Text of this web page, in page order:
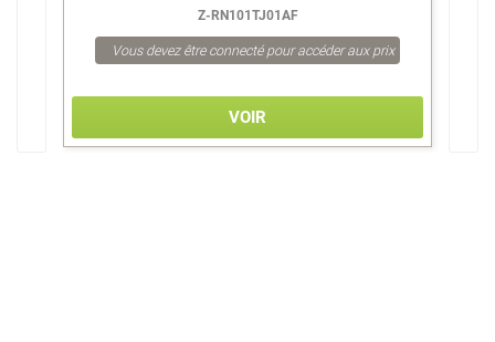
Z-RN101TJ01AF
Vous devez être connecté pour accéder aux prix
VOIR